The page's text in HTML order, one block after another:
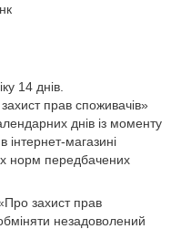
14 днів.
прав споживачів»
днів із моменту
інтернет-магазині
норм передбачених
захист прав
незадоволений